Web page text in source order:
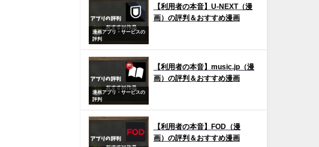
漫画アプリ・サービスの
評判
【利用者の本音】U-NEXT（漫
画）の評判＆おすすめ漫画
漫画アプリ・サービスの
評判
【利用者の本音】music.jp（漫
画）の評判＆おすすめ漫画
【利用者の本音】FOD（漫
画）の評判＆おすすめ漫画